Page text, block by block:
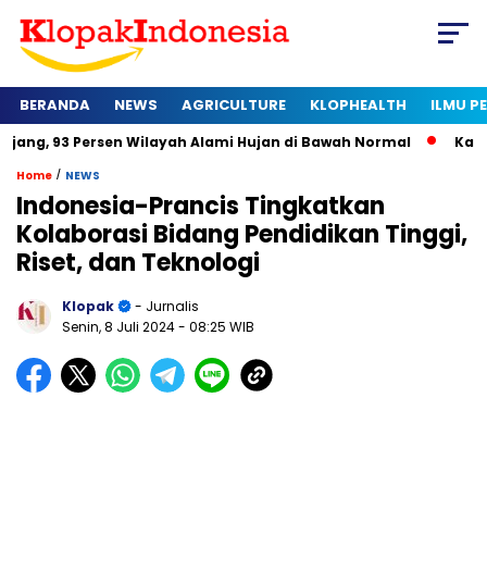
BERANDA NEWS AGRICULTURE KLOPHEALTH ILMU
Wilayah Alami Hujan di Bawah Normal Kapan Sertifikat
Home / NEWS
Indonesia-Prancis Tingkatkan
Kolaborasi Bidang Pendidikan Tinggi,
Riset, dan Teknologi
Klopak
- Jurnalis
Senin, 8 Juli 2024- 08:25 WIB